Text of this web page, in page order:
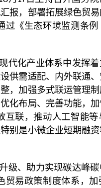
报，部署拓展绿色贸易
《生态环境监测条例
代化产业体系中发挥
供需适配、内外联通
，加强多式联运管理
化布局、完善功能，
互联，推动人工智能
别是小微企业短期融
级、助力实现碳达峰
贸易政策制度体系，